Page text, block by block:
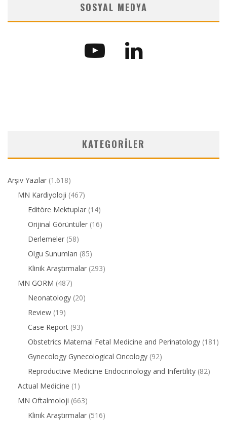
SOSYAL MEDYA
KATEGORILER
Arşiv Yazılar (1.618)
MN Kardiyoloji (467)
Editöre Mektuplar (14)
Orijinal Görüntüler (16)
Derlemeler (58)
Olgu Sunumları (85)
Klinik Araştırmalar (293)
MN GORM (487)
Neonatology (20)
Review (19)
Case Report (93)
Obstetrics Maternal Fetal Medicine and Perinatology (181)
Gynecology Gynecological Oncology (92)
Reproductive Medicine Endocrinology and Infertility (82)
Actual Medicine (1)
MN Oftalmoloji (663)
Klinik Araştırmalar (516)